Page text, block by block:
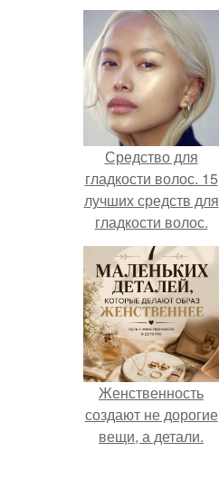
Средство для
гладкости волос. 15
лучших средств для
гладкости волос.
Женственность
создают не дорогие
вещи, а детали.